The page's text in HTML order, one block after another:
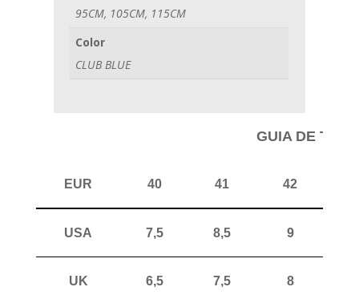
95CM, 105CM, 115CM
Color
CLUB BLUE
GUIA DE
EUR 40 41 42
USA 7,5 8,5 9
UK 6,5 7,5 8